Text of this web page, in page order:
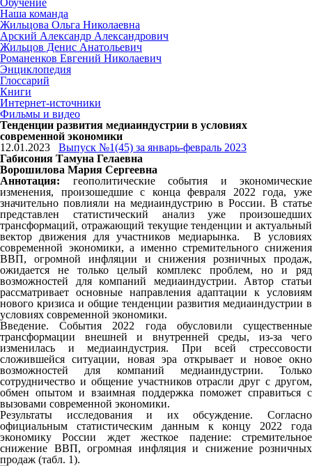
Обучение
Наша команда
Жильцова Ольга Николаевна
Арский Александр Александрович
Жильцов Денис Анатольевич
Романенков Евгений Николаевич
Энциклопедия
Глоссарий
Книги
Интернет-источники
Фильмы и видео
Тенденции развития медиаиндустрии в условиях
современной экономики
12.01.2023
Выпуск №1(45) за январь-февраль 2023
Габисония Тамуна Гелаевна
Ворошилова Мария Сергеевна
Аннотация: геополитические события и экономические
изменения, произошедшие с конца февраля 2022 года, уже
значительно повлияли на медиаиндустрию в России. В статье
представлен статистический анализ уже произошедших
трансформаций, отражающий текущие тенденции и актуальный
вектор движения для участников медиарынка. В условиях
современной экономики, а именно стремительного снижения
ВВП, огромной инфляции и снижения розничных продаж,
ожидается не только целый комплекс проблем, но и ряд
возможностей для компаний медиаиндустрии. Автор статьи
рассматривает основные направления адаптации к условиям
нового кризиса и общие тенденции развития медиаиндустрии в
условиях современной экономики.
Введение. События 2022 года обусловили существенные
трансформации внешней и внутренней среды, из-за чего
изменилась и медиаиндустрия. При всей стрессовости
сложившейся ситуации, новая эра открывает и новое окно
возможностей для компаний медиаиндустрии. Только
сотрудничество и общение участников отрасли друг с другом,
обмен опытом и взаимная поддержка поможет справиться с
вызовами современной экономики.
Результаты исследования и их обсуждение. Согласно
официальным статистическим данным к концу 2022 года
экономику России ждет жесткое падение: стремительное
снижение ВВП, огромная инфляция и снижение розничных
продаж (табл. 1).